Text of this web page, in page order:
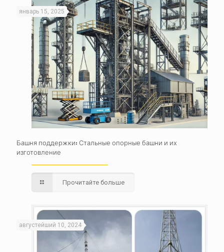
январь 15, 2025
Башня поддержки: Стальные опорные башни и их
изготовление
Прочитайте больше
августейший 10, 2024